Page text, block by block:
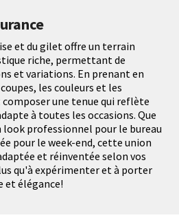
et du gilet offre un terrain
riche, permettant de
et variations. En prenant en
les couleurs et les
composer une tenue qui reflète
à toutes les occasions. Que
look professionnel pour le bureau
pour le week-end, cette union
et réinventée selon vos
qu'à expérimenter et à porter
et élégance!